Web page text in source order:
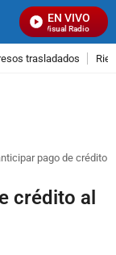
EN VIVO
Señal Visual Radio
trasladados
pago de crédito
crédito al